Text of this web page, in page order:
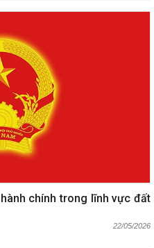
chính trong lĩnh vực đất
22/05/2026